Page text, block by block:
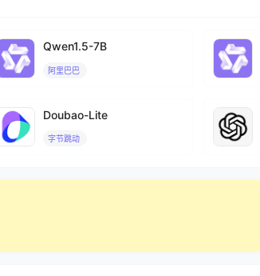
Qwen1.5-7B
阿里巴巴
Doubao-Lite
字节跳动